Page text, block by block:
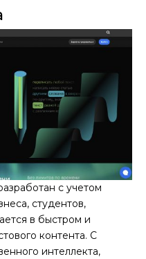
с учетом
студентов,
в быстром и
контента. С
интеллекта,